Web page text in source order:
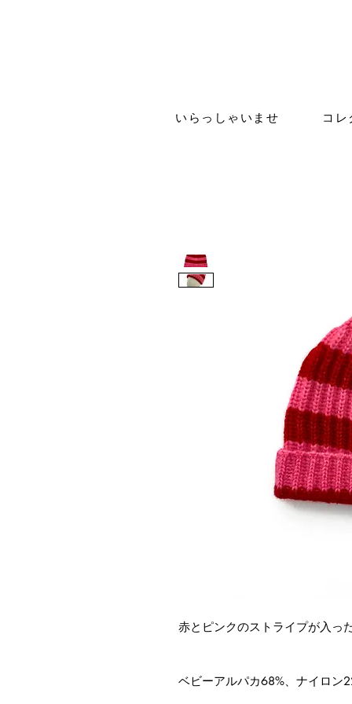
いらっしゃいませ コレ
赤とピンクのストライプが入っ
ベビーアルパカ68%、ナイロン